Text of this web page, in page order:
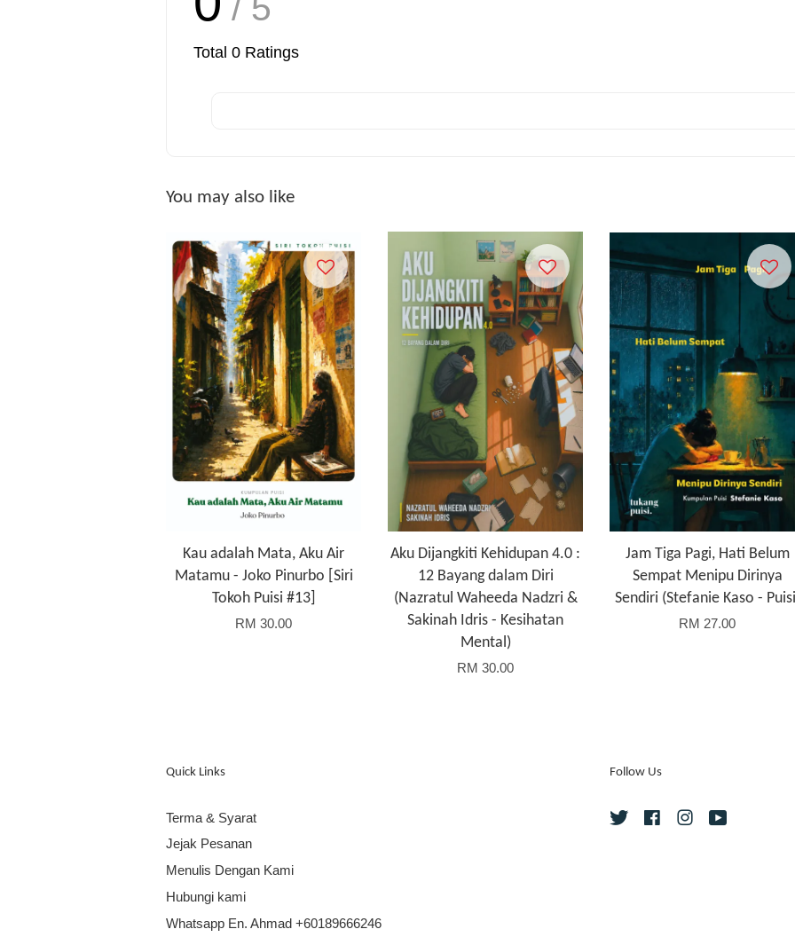
Total 0 Ratings
You may also like
Kau adalah Mata, Aku Air
Matamu - Joko Pinurbo [Siri
Tokoh Puisi #13]
RM 30.00
Aku Dijangkiti Kehidupan 4.0 :
12 Bayang dalam Diri
(Nazratul Waheeda Nadzri &
Sakinah Idris - Kesihatan
Mental)
RM 30.00
Jam Tiga Pagi, Hati Belum
Sempat Menipu Dirinya
Sendiri (Stefanie Kaso -
RM 27.00
Quick Links
Terma & Syarat
Jejak Pesanan
Menulis Dengan Kami
Hubungi kami
Whatsapp En. Ahmad +60189666246
Follow Us
Twitter FacebookInstagram